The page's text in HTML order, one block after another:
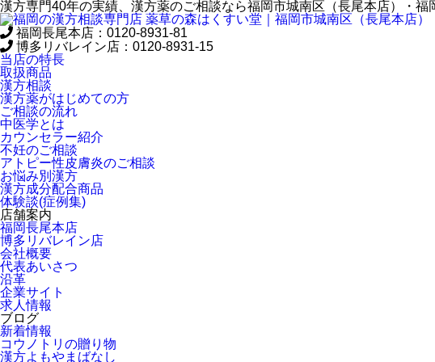
漢方専門40年の実績、漢方薬のご相談なら福岡市城南区（長尾本店）・
福岡長尾本店： 0120-8931-81
博多リバレイン店： 0120-8931-15
当店の特長
取扱商品
漢方相談
漢方薬がはじめての方
ご相談の流れ
中医学とは
カウンセラー紹介
不妊のご相談
アトピー性皮膚炎のご相談
お悩み別漢方
漢方成分配合商品
体験談(症例集)
店舗案内
福岡長尾本店
博多リバレイン店
会社概要
代表あいさつ
沿革
企業サイト
求人情報
ブログ
新着情報
コウノトリの贈り物
漢方よもやまばなし